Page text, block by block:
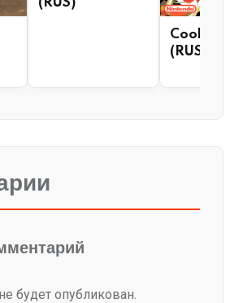
Cool
(RUS)
будет опубликован.